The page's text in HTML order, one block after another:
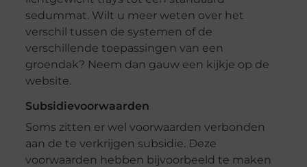
sedummat. Wilt u meer weten over het
verschil tussen de systemen of de
verschillende toepassingen van een
groendak? Neem dan gauw een kijkje op de
website.
Subsidievoorwaarden
Soms zitten er wel voorwaarden verbonden
aan de te verkrijgen subsidie. Deze
voorwaarden hebben bijvoorbeeld te maken